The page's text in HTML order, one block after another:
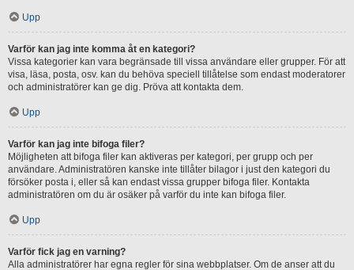
Upp
Varför kan jag inte komma åt en kategori?
Vissa kategorier kan vara begränsade till vissa användare eller grupper. För att
visa, läsa, posta, osv. kan du behöva speciell tillåtelse som endast moderatorer
och administratörer kan ge dig. Pröva att kontakta dem.
Upp
Varför kan jag inte bifoga filer?
Möjligheten att bifoga filer kan aktiveras per kategori, per grupp och per
användare. Administratören kanske inte tillåter bilagor i just den kategori du
försöker posta i, eller så kan endast vissa grupper bifoga filer. Kontakta
administratören om du är osäker på varför du inte kan bifoga filer.
Upp
Varför fick jag en varning?
Alla administratörer har egna regler för sina webbplatser. Om de anser att du